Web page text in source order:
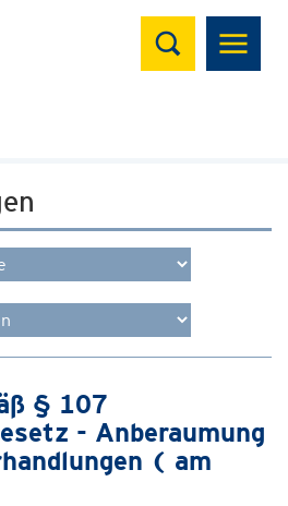
Suchen
§ 107
- Anberaumung
( am